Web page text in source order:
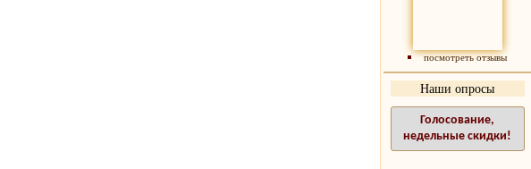
посмотреть отзывы
Наши опросы
Голосование,
недельные скидки!